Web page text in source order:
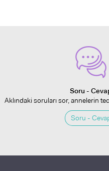
Soru -
Aklındaki soruları sor, annelerin
Soru -